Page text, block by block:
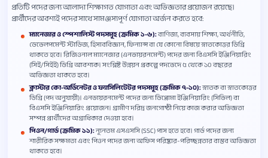
প্রতিটি পদের জন্য আলাদা শিক্ষাগত যোগ্যতা এবং অভিজ্ঞতার প্রয়োজন রয়েছে।
প্রার্থীদের অবশ্যই পদের সাথে সামঞ্জস্যপূর্ণ যোগ্যতা অর্জন করতে হবে:
ম্যানেজার ও স্পেশালিস্ট পদসমূহ (ক্রমিক ১-৬):বাণিজ্য, ব্যবসায় শিক্ষা, অর্থনীতি,
ডেভেলপমেন্ট স্টাডিজ, হিসাববিজ্ঞান, ফিন্যান্স বা যে কোনো বিষয়ে স্নাতকোত্তর ডিগ্রি
থাকতে হবে। রিজিওনাল ম্যানেজার (এনভায়রনমেন্ট) পদের জন্য বিএসসি ইঞ্জিনিয়ারিং
(সিই/সিইই) ডিগ্রি আবশ্যক। সংশ্লিষ্ট উন্নয়ন প্রকল্পে পদভেদে ৫ থেকে ১০ বছরের
অভিজ্ঞতা থাকতে হবে।
ক্লাস্টার কো-অর্ডিনেটর ও ফ্যাসিলিটেটর পদসমূহ (ক্রমিক ৭-১০):স্নাতক বা স্নাতকোত্তর
ডিগ্রি (পদ অনুযায়ী)। এনভায়রনমেন্ট পদের জন্য ডিপ্লোমা ইঞ্জিনিয়ারিং (সিভিল) বা
বিএসসি ইঞ্জিনিয়ারিং প্রয়োজন। গ্রামীণ দরিদ্র জনগোষ্ঠী নিয়ে কাজ করার অভিজ্ঞতা
সম্পন্ন প্রার্থীদের অগ্রাধিকার দেওয়া হবে।
পিওন/গার্ড (ক্রমিক ১১):ন্যূনতম এসএসসি (SSC) পাস হতে হবে। গার্ড পদের জন্য
শারীরিক সক্ষমতা এবং পিওন পদের জন্য অফিস পরিষ্কার-পরিচ্ছন্নতার বাস্তব অভিজ্ঞতা
থাকতে হবে।